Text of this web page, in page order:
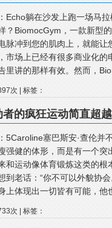
Echo躺在沙发上跑一场马
？BiomocGym，一款新型
脉冲到您的肌肉上，就能
市场上已经有很多商业化
里讲的那样有效。然而，
次 | 标签：
者的疯狂运动简直超
5Caroline塞巴斯安·查伦并
强健的体形，而是有一个
和运动像体育锻炼这类的
到老话：“你不可以外貌协
上体现出一切皆有可能，他
次 | 标签：